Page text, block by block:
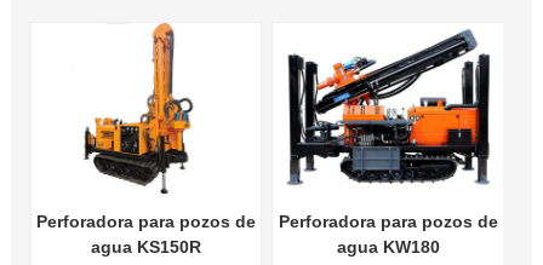
Perforadora para pozos de
agua KS150R
Perforadora para pozos de
agua KW180